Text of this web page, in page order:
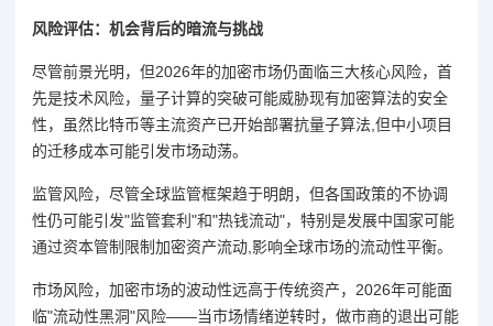
风险评估：机会背后的暗流与挑战
尽管前景光明，但2026年的加密市场仍面临三大核心风险，首
先是技术风险，量子计算的突破可能威胁现有加密算法的安全
性，虽然比特币等主流资产已开始部署抗量子算法,但中小项目
的迁移成本可能引发市场动荡。
监管风险，尽管全球监管框架趋于明朗，但各国政策的不协调
性仍可能引发"监管套利"和"热钱流动"，特别是发展中国家可能
通过资本管制限制加密资产流动,影响全球市场的流动性平衡。
市场风险，加密市场的波动性远高于传统资产，2026年可能面
临"流动性黑洞"风险——当市场情绪逆转时，做市商的退出可能